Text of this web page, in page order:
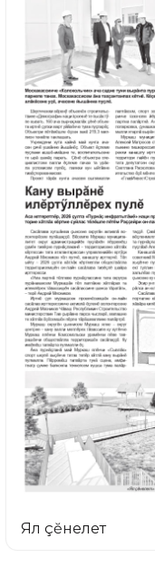
Ял çĕнелет